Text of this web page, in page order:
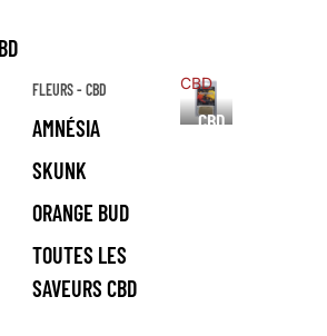
FLEURS - CBD
AMNÉSIA
SKUNK
ORANGE BUD
TOUTES LES
SAVEURS CBD
CBD
CBD